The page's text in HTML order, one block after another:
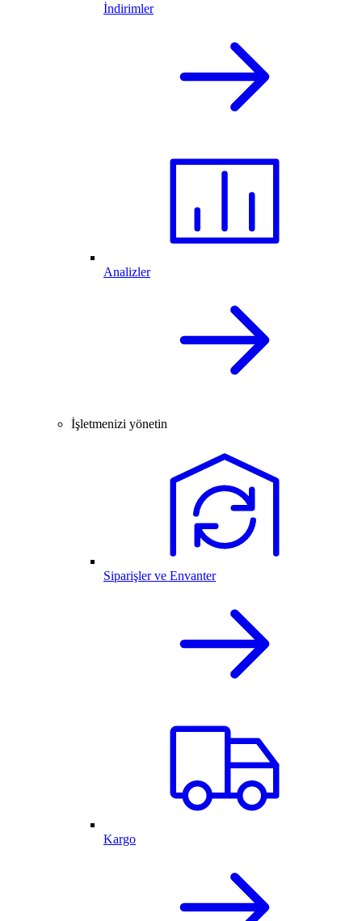
İndirimler
Analizler
İşletmenizi yönetin
Siparişler ve Envanter
Kargo